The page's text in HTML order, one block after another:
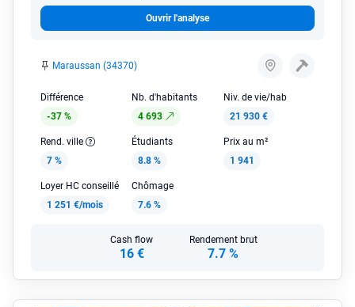
Ouvrir l'analyse
Maraussan (34370)
Différence
-37 %
Nb. d'habitants
4 693
Niv. de vie/hab
21 930 €
Rend. ville
7 %
Étudiants
8.8 %
Prix au m²
1 941
Loyer HC conseillé
1 251 €/mois
Chômage
7.6 %
Cash flow
16 €
Rendement brut
7.7 %